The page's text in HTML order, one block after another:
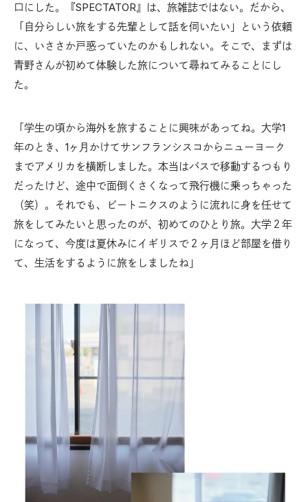
口にした。『SPECTATOR』は、旅雑誌ではない。だから、
「自分らしい旅をする先輩として話を伺いたい」という依頼
に、いささか戸惑っていたのかもしれない。そこで、まずは
青野さんが初めて体験した旅について尋ねてみることにし
た。
「学生の頃から海外を旅することに興味があってね。大学1
年のとき、1ヶ月かけてサンフランシスコからニューヨーク
までアメリカを横断しました。本当はバスで移動するつもり
だったけど、途中で面倒くさくなって飛行機に乗っちゃった
（笑）。それでも、ビートニクスのように流れに身を任せて
旅をしてみたいと思ったのが、初めてのひとり旅。大学２年
になって、今度は夏休みにイギリスで２ヶ月ほど部屋を借り
て、生活をするように旅をしましたね」